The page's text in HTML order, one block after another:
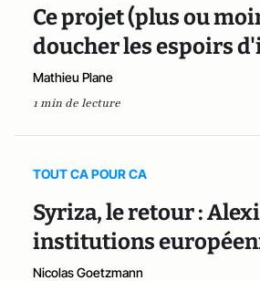
Ce projet (plus ou
doucher les espoirs
Mathieu Plane
1 min de lecture
TOUT CA POUR CA
Syriza, le retour :
institutions
Nicolas Goetzmann